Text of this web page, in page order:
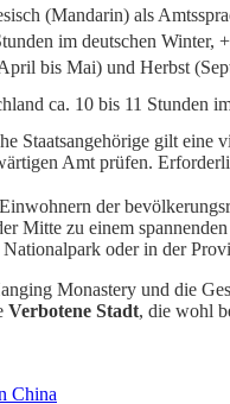
(Mandarin) als
im deutschen Winter,
bis Mai) und Herbst
ca. 10 bis 11 Stunden
Staatsangehörige gilt eine
Amt prüfen.
der
Mitte zu einem spannenden
oder in der
Monastery und die
Verbotene Stadt, die wohl
China